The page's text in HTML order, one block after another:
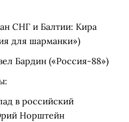
СНГ и Балтии: Кира
для шарманки»)
Бардин («Россия-88»)
в российский
Норштейн